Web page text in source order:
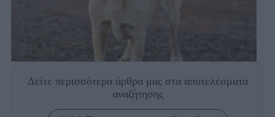
Δείτε περισσότερα άρθρα μας στα αποτελέσματα
αναζήτησης